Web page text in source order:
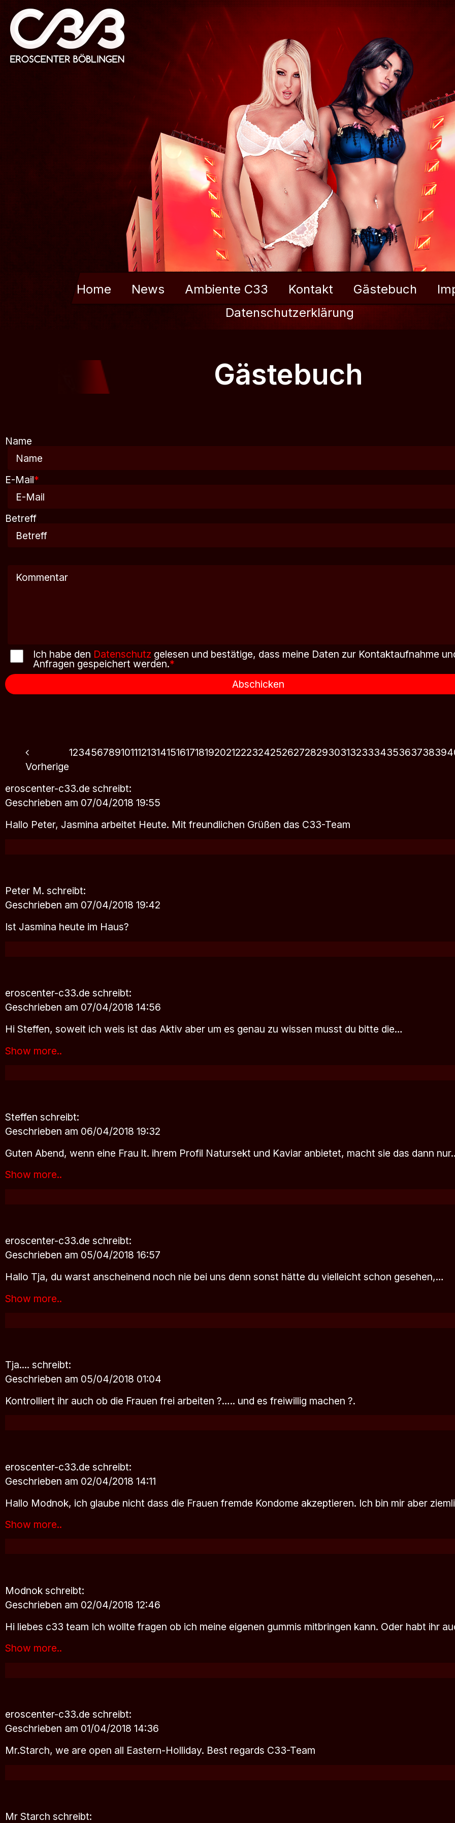
Home News Ambiente C33 Kontakt Gästebuch
Datenschutzerklärung
Gästebuch
Name
E-Mail*
Betreff
Ich habe den Datenschutz gelesen und bestätige, dass meine Daten zur Kontaktaufnahme
Anfragen gespeichert werden.*
Abschicken
Vorherige
123456789101112131415161718192021222324252627282930313233343536373839
eroscenter-c33.de schreibt:
Geschrieben am 07/04/2018 19:55
Hallo Peter, Jasmina arbeitet Heute. Mit freundlichen Grüßen das C33-Team
Peter M. schreibt:
Geschrieben am 07/04/2018 19:42
Ist Jasmina heute im Haus?
eroscenter-c33.de schreibt:
Geschrieben am 07/04/2018 14:56
Hi Steffen, soweit ich weis ist das Aktiv aber um es genau zu wissen musst du bitte die…
Show more..
Steffen schreibt:
Geschrieben am 06/04/2018 19:32
Guten Abend, wenn eine Frau lt. ihrem Profil Natursekt und Kaviar anbietet, macht sie das dann
Show more..
eroscenter-c33.de schreibt:
Geschrieben am 05/04/2018 16:57
Hallo Tja, du warst anscheinend noch nie bei uns denn sonst hätte du vielleicht schon gesehen,…
Show more..
Tja.... schreibt:
Geschrieben am 05/04/2018 01:04
Kontrolliert ihr auch ob die Frauen frei arbeiten ?….. und es freiwillig machen ?.
eroscenter-c33.de schreibt:
Geschrieben am 02/04/2018 14:11
Hallo Modnok, ich glaube nicht dass die Frauen fremde Kondome akzeptieren. Ich bin mir aber
Show more..
Modnok schreibt:
Geschrieben am 02/04/2018 12:46
Hi liebes c33 team Ich wollte fragen ob ich meine eigenen gummis mitbringen kann. Oder habt ihr
Show more..
eroscenter-c33.de schreibt:
Geschrieben am 01/04/2018 14:36
Mr.Starch, we are open all Eastern-Holliday. Best regards C33-Team
Mr Starch schreibt: